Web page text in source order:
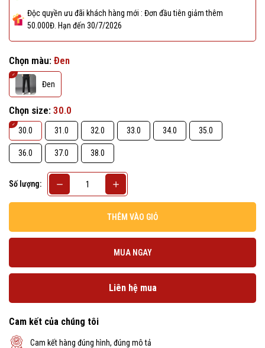
Độc quyền ưu đãi khách hàng mới : Đơn đầu tiên giảm thêm
50.000Đ. Hạn đến 30/7/2026
Chọn màu: Đen
Đen
Chọn size: 30.0
30.0 31.0 32.0 33.0 34.0 35.0
36.0 37.0 38.0
Số lượng:
THÊM VÀO GIỎ
MUA NGAY
Liên hệ mua
Cam kết của chúng tôi
Cam kết hàng đúng hình, đúng mô tả